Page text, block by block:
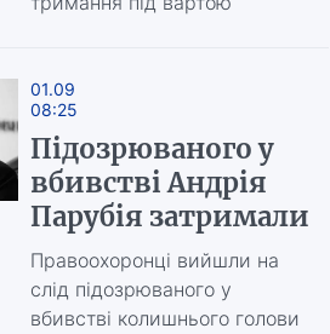
01.09
08:25
Підозрюваного у
вбивстві Андрія
Парубія затримали
Правоохоронці вийшли на
слід підозрюваного у
вбивстві колишнього голови